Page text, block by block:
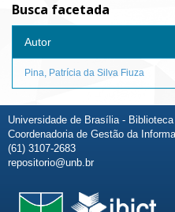
Busca facetada
Autor
Pina, Patrícia da Silva Fiuza
Universidade de Brasília - Biblioteca
Coordenadoria de Gestão da
(61) 3107-2683
repositorio@unb.br